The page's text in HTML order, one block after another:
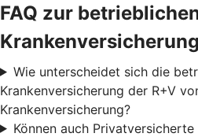
FAQ zur
Krankenversicherung
Wie unterscheidet sich die
Krankenversicherung der R+V
Krankenversicherung?
Können auch